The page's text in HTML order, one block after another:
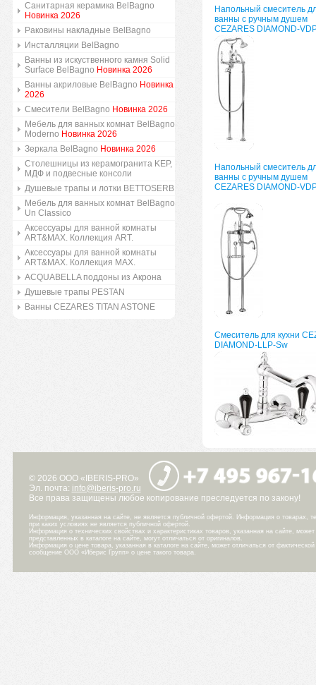
Санитарная керамика BelBagno
Новинка 2026
Раковины накладные BelBagno
Инсталляции BelBagno
Ванны из искуственного камня Solid
Surface BelBagno Новинка 2026
Ванны акриловые BelBagno Новинка
2026
Смесители BelBagno Новинка 2026
Мебель для ванных комнат BelBagno
Moderno Новинка 2026
Зеркала BelBagno Новинка 2026
Столешницы из керамогранита KEP,
МДФ и подвесные консоли
Душевые трапы и лотки BETTOSERB
Мебель для ванных комнат BelBagno
Un Classico
Аксессуары для ванной комнаты
ART&MAX. Коллекция ART.
Аксессуары для ванной комнаты
ART&MAX. Коллекция MAX.
ACQUABELLA поддоны из Акрона
Душевые трапы PESTAN
Ванны CEZARES TITAN ASTONE
Напольный смеситель
ванны с ручным душем
CEZARES DIAMOND-
Напольный смеситель
ванны с ручным душем
CEZARES DIAMOND-
Смеситель для кухни
DIAMOND-LLP-Sw
© 2026 ООО «IBERIS-PRO»
Эл. почта: info@iberis-pro.ru
Все права защищены любое копирование преследуется по закону!
Информация, указанная на сайте, не является публичной офертой. Информация о товарах,
при каких условиях не является публичной офертой.
Информация о технических свойствах и характеристиках товаров, указанная на сайте,
представленных в каталоге на сайте, могут отличаться от оригиналов.
Информация о цене товара, указанная в каталоге на сайте, может отличаться от
сообщение ООО «Иберис Групп» о цене такого товара.